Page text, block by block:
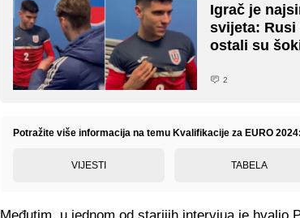
Igrač je
svijeta:
ostali su
2
Potražite više informacija na temu Kvalifikacije za EURO 2024:
VIJESTI TABELA
Međutim, u jednom od starijih intervjua je hvalio